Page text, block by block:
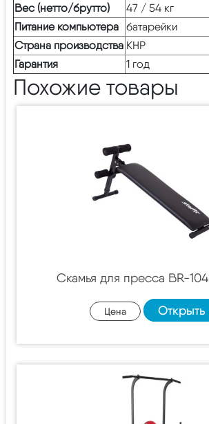
Вес (нетто/брутто)
47 / 54 кг
Питание компьютера батарейки
Страна производства КНР
Гарантия
1 год
Похожие товары
Скамья для пресса BR-
Цена Открыть